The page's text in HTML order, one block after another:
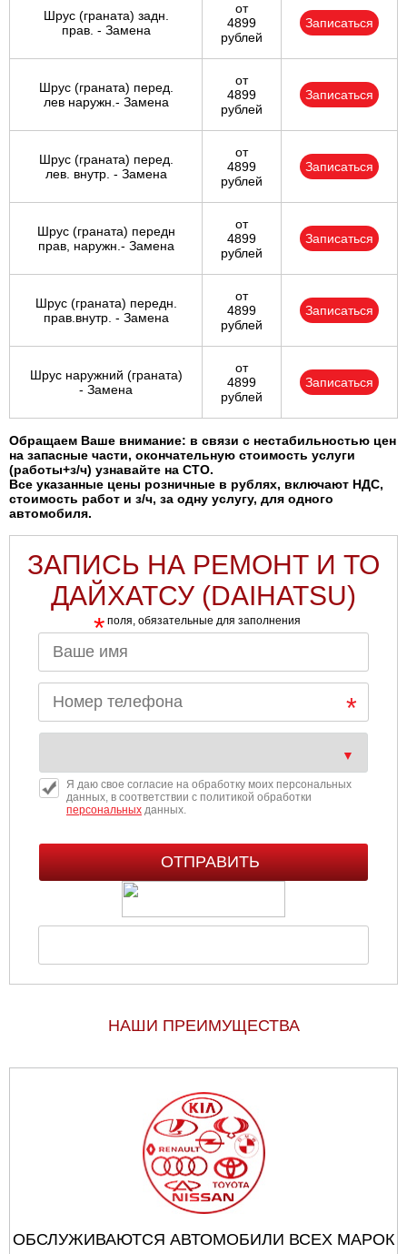
Шрус (граната) задн.
прав. - Замена
от
4899
рублей
Записаться
Шрус (граната) перед.
лев наружн.- Замена
от
4899
рублей
Записаться
Шрус (граната) перед.
лев. внутр. - Замена
от
4899
рублей
Записаться
Шрус (граната) передн
прав, наружн.- Замена
от
4899
рублей
Записаться
Шрус (граната) передн.
прав.внутр. - Замена
от
4899
рублей
Записаться
Шрус наружний (граната)
- Замена
от
4899
рублей
Записаться
Обращаем Ваше внимание: в связи с нестабильностью цен
на запасные части, окончательную стоимость услуги
(работы+з/ч) узнавайте на СТО.
Все указанные цены розничные в рублях, включают НДС,
стоимость работ и з/ч, за одну услугу, для одного
автомобиля.
ЗАПИСЬ НА РЕМОНТ И ТО
ДАЙХАТСУ (DAIHATSU)
* поля, обязательные для заполнения
Я даю свое согласие на обработку моих персональных
данных, в соответствии с политикой обработки
персональныхданных.
НАШИ ПРЕИМУЩЕСТВА
ОБСЛУЖИВАЮТСЯ АВТОМОБИЛИ ВСЕХ МАРОК